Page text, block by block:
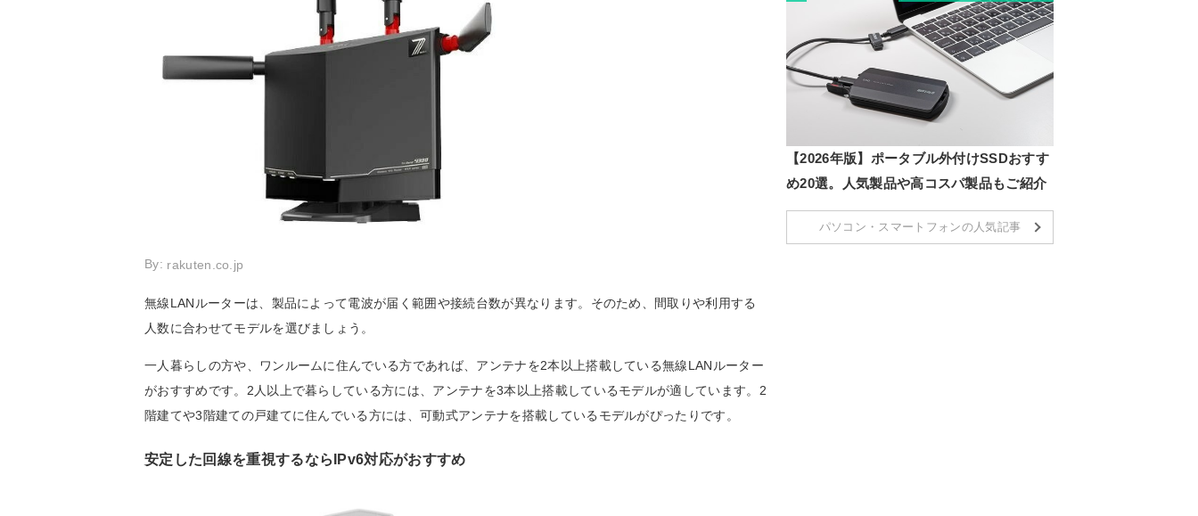
By: rakuten.co.jp
無線LANルーターは、製品によって電波が届く範囲や接続台数が異なります。そのため、間取りや利用する
人数に合わせてモデルを選びましょう。
一人暮らしの方や、ワンルームに住んでいる方であれば、アンテナを2本以上搭載している無線LANルーター
がおすすめです。2人以上で暮らしている方には、アンテナを3本以上搭載しているモデルが適しています。2
階建てや3階建ての戸建てに住んでいる方には、可動式アンテナを搭載しているモデルがぴったりです。
安定した回線を重視するならIPv6対応がおすすめ
【2026年版】ポータブル外付けSSDおすす
め20選。人気製品や高コスパ製品もご紹介
パソコン・スマートフォンの人気記事